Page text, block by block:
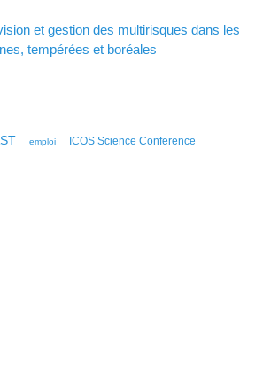
et gestion des multirisques dans les
tempérées et boréales
emploi ICOS Science Conference